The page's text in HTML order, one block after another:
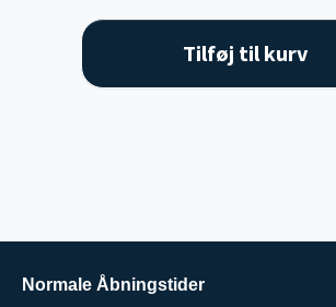
Tilføj til kurv
Normale Åbningstider